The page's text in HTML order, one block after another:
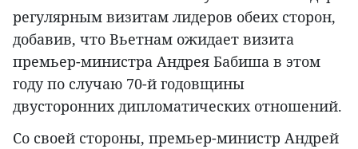
регулярным визитам лидеров обеих сторон,
добавив, что Вьетнам ожидает визита
премьер-министра Андрея Бабиша в этом
году по случаю 70-й годовщины
двусторонних дипломатических отношений.
Со своей стороны, премьер-министр Андрей